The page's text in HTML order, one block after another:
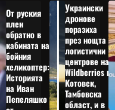
От руския
плен
обратно в
кабината на
бойния
хеликоптер:
Историята
на Иван
Пепеляшко
Украински
дронове
поразиха
през нощта
логистични
центрове на
Wildberries в
Котовск,
Тамбовска
област, и в